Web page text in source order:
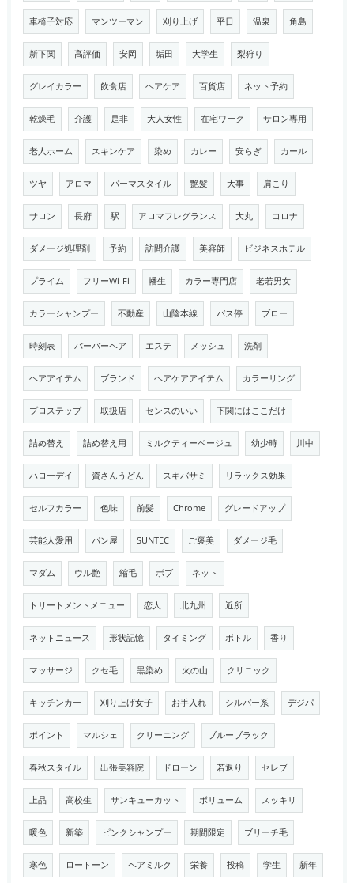
車椅子対応 マンツーマン 刈り上げ 平日 温泉 角島
新下関 高評価 安岡 垢田 大学生 梨狩り
グレイカラー 飲食店 ヘアケア 百貨店 ネット予約
乾燥毛 介護 是非 大人女性 在宅ワーク サロン専用
老人ホーム スキンケア 染め カレー 安らぎ カール
ツヤ アロマ パーマスタイル 艶髪 大事 肩こり
サロン 長府 駅 アロマフレグランス 大丸 コロナ
ダメージ処理剤 予約 訪問介護 美容師 ビジネスホテル
プライム フリーWi-Fi 幡生 カラー専門店 老若男女
カラーシャンプー 不動産 山陰本線 バス停 ブロー
時刻表 バーバーヘア エステ メッシュ 洗剤
ヘアアイテム ブランド ヘアケアアイテム カラーリング
プロステップ 取扱店 センスのいい 下関にはここだけ
詰め替え 詰め替え用 ミルクティーベージュ 幼少時 川中
ハローデイ 資さんうどん スキバサミ リラックス効果
セルフカラー 色味 前髪 Chrome グレードアップ
芸能人愛用 パン屋 SUNTEC ご褒美 ダメージ毛
マダム ウル艶 縮毛 ボブ ネット
トリートメントメニュー 恋人 北九州 近所
ネットニュース 形状記憶 タイミング ボトル 香り
マッサージ クセ毛 黒染め 火の山 クリニック
キッチンカー 刈り上げ女子 お手入れ シルバー系 デジパ
ポイント マルシェ クリーニング ブルーブラック
春秋スタイル 出張美容院 ドローン 若返り セレブ
上品 高校生 サンキューカット ボリューム スッキリ
暖色 新築 ピンクシャンプー 期間限定 ブリーチ毛
寒色 ロートーン ヘアミルク 栄養 投稿 学生 新年